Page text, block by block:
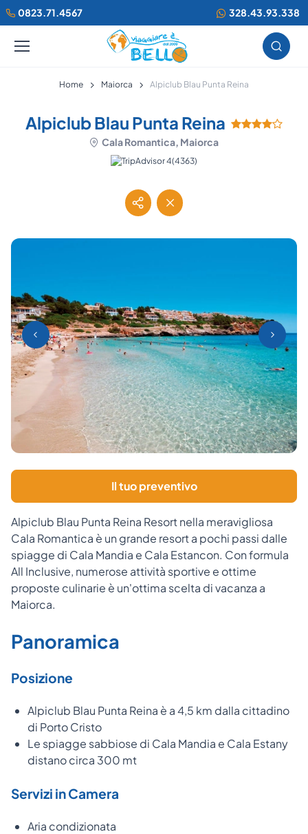
0823.71.4567 328.43.93.338
Home Maiorca Alpiclub Blau Punta Reina
Alpiclub Blau Punta Reina
Cala Romantica, Maiorca
(4363)
Il tuo preventivo
Alpiclub Blau Punta Reina Resort nella meravigliosa
Cala Romantica è un grande resort a pochi passi dalle
spiagge di Cala Mandia e Cala Estancon. Con formula
All Inclusive, numerose attività sportive e ottime
proposte culinarie è un'ottima scelta di vacanza a
Maiorca.
Panoramica
Posizione
Alpiclub Blau Punta Reina è a 4,5 km dalla cittadino
di Porto Cristo
Le spiagge sabbiose di Cala Mandia e Cala Estany
distano circa 300 mt
Servizi in Camera
Aria condizionata